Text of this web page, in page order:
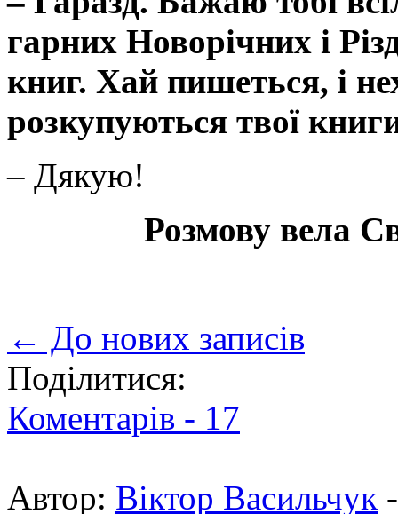
гарних Новорічних і
книг. Хай пишеться, і
розкупуються твої
– Дякую!
Розмову вела
← До нових записів
Поділитися:
Коментарів - 17
Автор: Віктор Васильчук